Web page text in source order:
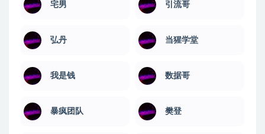
宅男 引流哥
弘丹 当猩学堂
我是钱 数据哥
暴疯团队 樊登